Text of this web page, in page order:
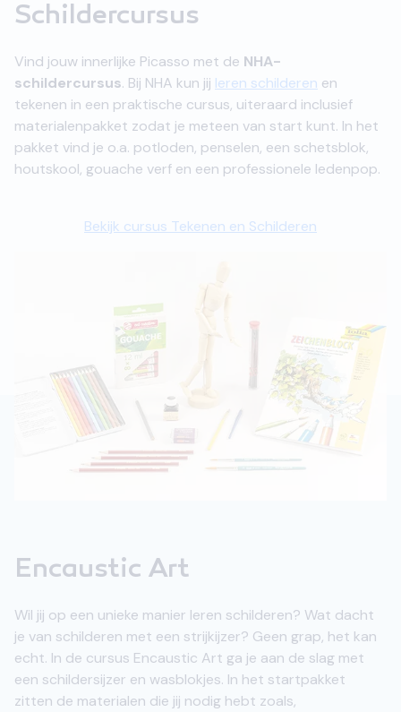
Schildercursus
Vind jouw innerlijke Picasso met de NHA-
schildercursus. Bij NHA kun jij leren schilderen en
tekenen in een praktische cursus, uiteraard inclusief
materialenpakket zodat je meteen van start kunt. In het
pakket vind je o.a. potloden, penselen, een schetsblok,
houtskool, gouache verf en een professionele ledenpop.
Bekijk cursus Tekenen en Schilderen
Encaustic Art
Wil jij op een unieke manier leren schilderen? Wat dacht
je van schilderen met een strijkijzer? Geen grap, het kan
echt. In de cursus Encaustic Art ga je aan de slag met
een schildersijzer en wasblokjes. In het startpakket
zitten de materialen die jij nodig hebt zoals,